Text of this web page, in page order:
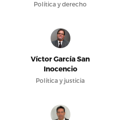
Política y derecho
Víctor García San
Inocencio
Política y justicia